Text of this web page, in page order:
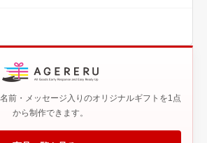
前・メッセージ入りのオリジナルギフトを1点
から制作できます。